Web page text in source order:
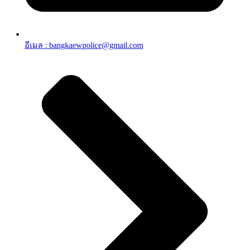
อีเมล : bangkaewpolice@gmail.com